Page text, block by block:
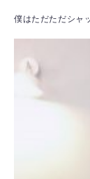
僕はただただシャ